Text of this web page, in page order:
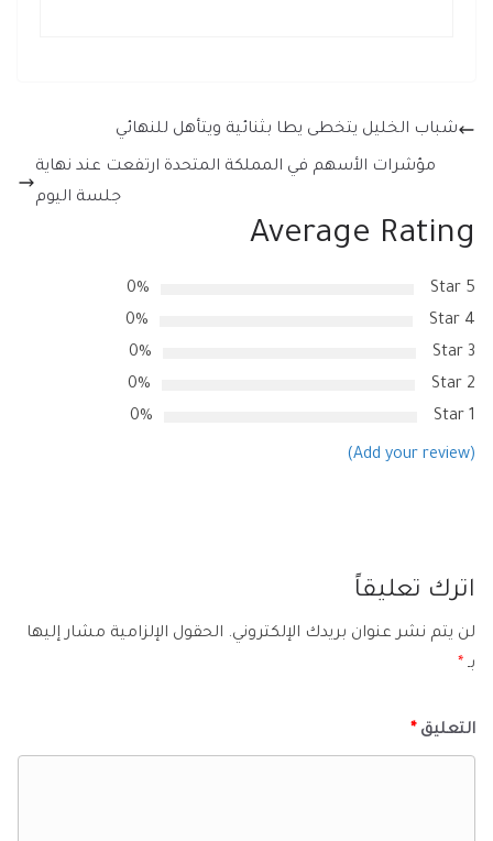
شباب الخليل يتخطى يطا بثنائية ويتأهل للنهائي
مؤشرات الأسهم في المملكة المتحدة ارتفعت عند نهاية
جلسة اليوم
Average Rating
5 Star
0%
4 Star
0%
3 Star
0%
2 Star
0%
1 Star
0%
(Add your review)
اترك تعليقاً
لن يتم نشر عنوان بريدك الإلكتروني. الحقول الإلزامية مشار إليها
بـ *
التعليق *